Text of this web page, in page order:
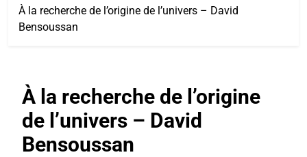
À la recherche de l’origine de l’univers – David
Bensoussan
À la recherche de l’origine
de l’univers – David
Bensoussan